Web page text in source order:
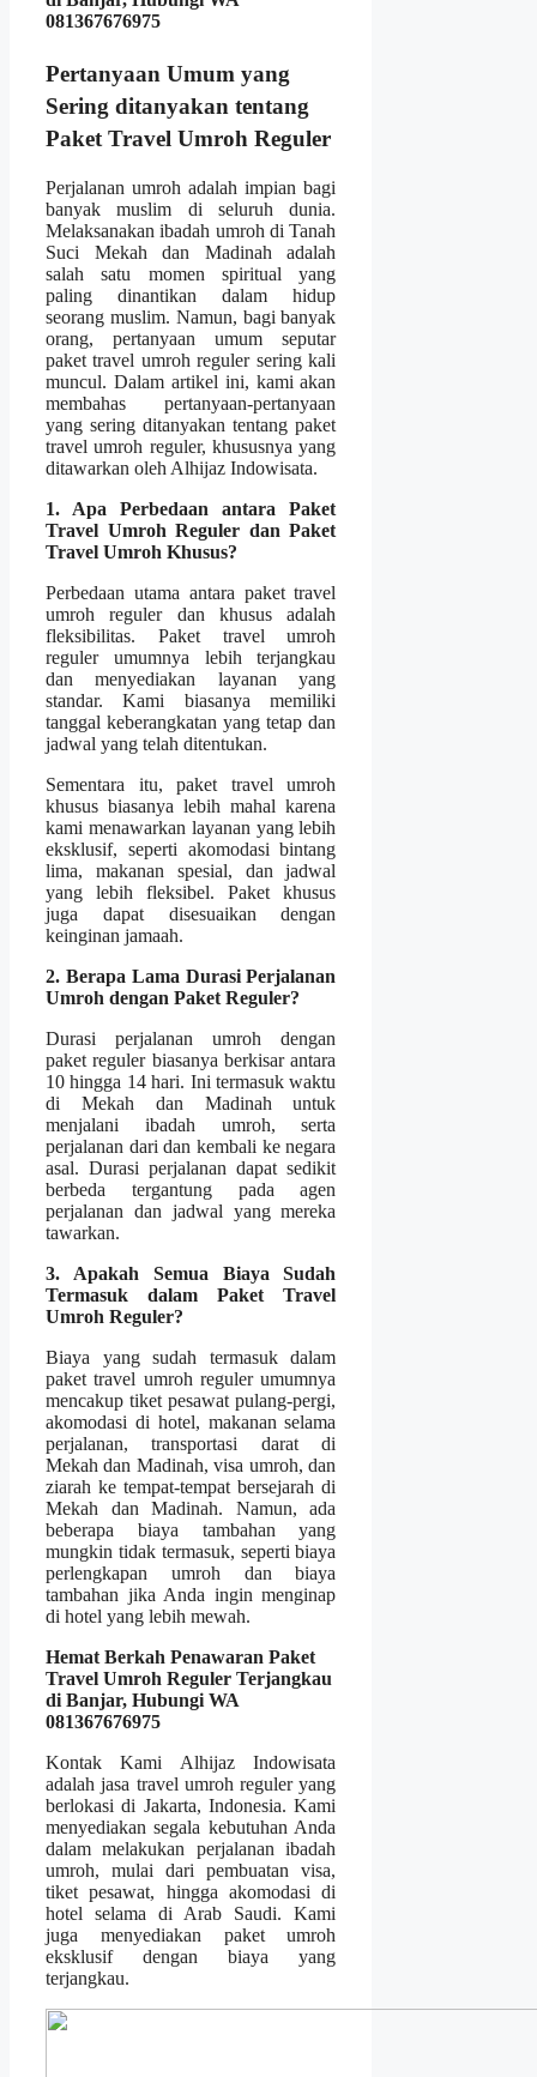
081367676975
Pertanyaan Umum yang
Sering ditanyakan tentang
Paket Travel Umroh Reguler
Perjalanan umroh adalah impian bagi
banyak muslim di seluruh dunia.
Melaksanakan ibadah umroh di Tanah
Suci Mekah dan Madinah adalah
salah satu momen spiritual yang
paling dinantikan dalam hidup
seorang muslim. Namun, bagi banyak
orang, pertanyaan umum seputar
paket travel umroh reguler sering kali
muncul. Dalam artikel ini, kami akan
membahas pertanyaan-pertanyaan
yang sering ditanyakan tentang paket
travel umroh reguler, khususnya yang
ditawarkan oleh Alhijaz Indowisata.
1. Apa Perbedaan antara Paket
Travel Umroh Reguler dan Paket
Travel Umroh Khusus?
Perbedaan utama antara paket travel
umroh reguler dan khusus adalah
fleksibilitas. Paket travel umroh
reguler umumnya lebih terjangkau
dan menyediakan layanan yang
standar. Kami biasanya memiliki
tanggal keberangkatan yang tetap dan
jadwal yang telah ditentukan.
Sementara itu, paket travel umroh
khusus biasanya lebih mahal karena
kami menawarkan layanan yang lebih
eksklusif, seperti akomodasi bintang
lima, makanan spesial, dan jadwal
yang lebih fleksibel. Paket khusus
juga dapat disesuaikan dengan
keinginan jamaah.
2. Berapa Lama Durasi Perjalanan
Umroh dengan Paket Reguler?
Durasi perjalanan umroh dengan
paket reguler biasanya berkisar antara
10 hingga 14 hari. Ini termasuk waktu
di Mekah dan Madinah untuk
menjalani ibadah umroh, serta
perjalanan dari dan kembali ke negara
asal. Durasi perjalanan dapat sedikit
berbeda tergantung pada agen
perjalanan dan jadwal yang mereka
tawarkan.
3. Apakah Semua Biaya Sudah
Termasuk dalam Paket Travel
Umroh Reguler?
Biaya yang sudah termasuk dalam
paket travel umroh reguler umumnya
mencakup tiket pesawat pulang-pergi,
akomodasi di hotel, makanan selama
perjalanan, transportasi darat di
Mekah dan Madinah, visa umroh, dan
ziarah ke tempat-tempat bersejarah di
Mekah dan Madinah. Namun, ada
beberapa biaya tambahan yang
mungkin tidak termasuk, seperti biaya
perlengkapan umroh dan biaya
tambahan jika Anda ingin menginap
di hotel yang lebih mewah.
Hemat Berkah Penawaran Paket
Travel Umroh Reguler Terjangkau
di Banjar, Hubungi WA
081367676975
Kontak Kami Alhijaz Indowisata
adalah jasa travel umroh reguler yang
berlokasi di Jakarta, Indonesia. Kami
menyediakan segala kebutuhan Anda
dalam melakukan perjalanan ibadah
umroh, mulai dari pembuatan visa,
tiket pesawat, hingga akomodasi di
hotel selama di Arab Saudi. Kami
juga menyediakan paket umroh
eksklusif dengan biaya yang
terjangkau.